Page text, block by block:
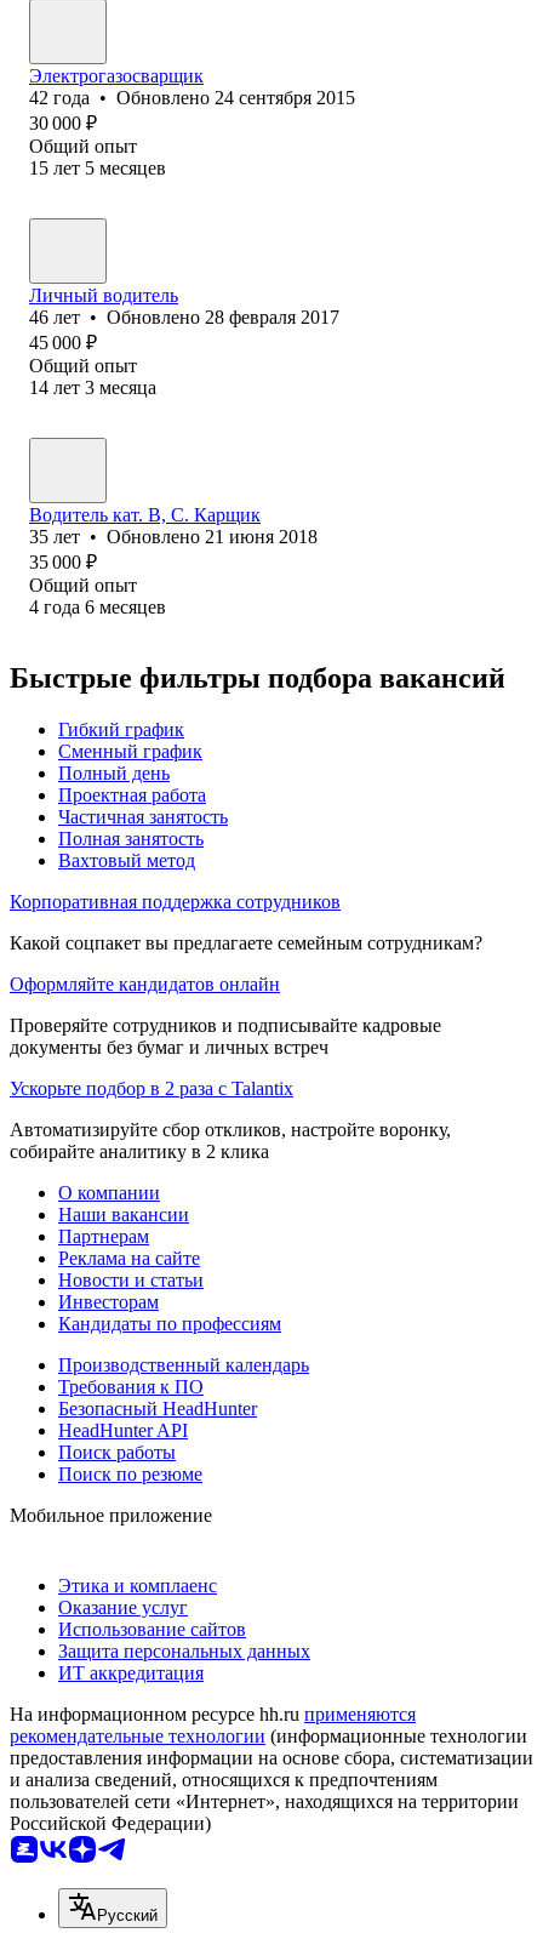
Электрогазосварщик
42 года • Обновлено 24 сентября 2015
30 000 ₽
Общий опыт
15 лет 5 месяцев
Личный водитель
46 лет • Обновлено 28 февраля 2017
45 000 ₽
Общий опыт
14 лет 3 месяца
Водитель кат. В, С. Карщик
35 лет • Обновлено 21 июня 2018
35 000 ₽
Общий опыт
4 года 6 месяцев
Быстрые фильтры подбора вакансий
Гибкий график
Сменный график
Полный день
Проектная работа
Частичная занятость
Полная занятость
Вахтовый метод
Корпоративная поддержка сотрудников
Какой соцпакет вы предлагаете семейным сотрудникам?
Оформляйте кандидатов онлайн
Проверяйте сотрудников и подписывайте кадровые
документы без бумаг и личных встреч
Ускорьте подбор в 2 раза с Talantix
Автоматизируйте сбор откликов, настройте воронку,
собирайте аналитику в 2 клика
О компании
Наши вакансии
Партнерам
Реклама на сайте
Новости и статьи
Инвесторам
Кандидаты по профессиям
Производственный календарь
Требования к ПО
Безопасный HeadHunter
HeadHunter API
Поиск работы
Поиск по резюме
Мобильное приложение
Этика и комплаенс
Оказание услуг
Использование сайтов
Защита персональных данных
ИТ аккредитация
На информационном ресурсе hh.ru применяются
рекомендательные технологии (информационные технологии
предоставления информации на основе сбора, систематизации
и анализа сведений, относящихся к предпочтениям
пользователей сети «Интернет», находящихся на территории
Российской Федерации)
Русский